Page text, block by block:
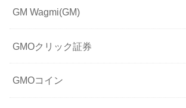
GM Wagmi(GM)
GMOクリック証券
GMOコイン